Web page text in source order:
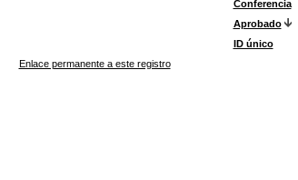
Conferencia
Aprobado
ID único
Enlace permanente a este registro